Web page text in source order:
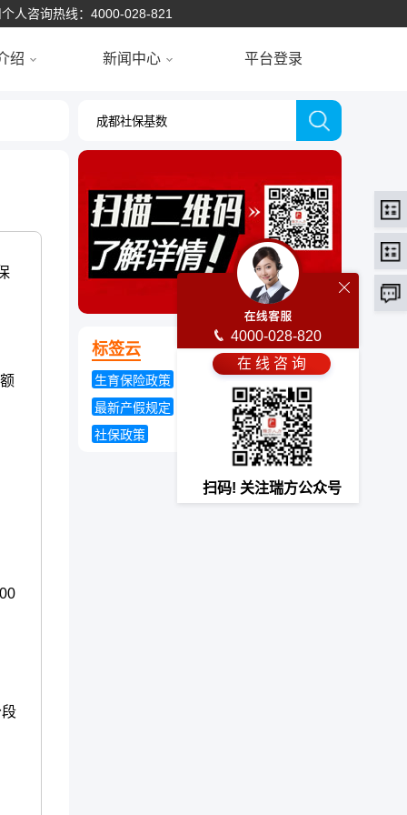
人咨询热线：4000-028-821
绍 新闻中心 平台登录
标签云
生育保险政策
北京社保查询
最新产假规定
如何计算养老金
社保政策
4000-028-820
在 线 咨 询
扫码! 关注瑞方公众号